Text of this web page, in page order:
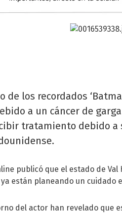
de los recordados
a un cáncer de
tratamiento debido a
publicó que el estado de
están planeando un cuidado
del actor han revelado que